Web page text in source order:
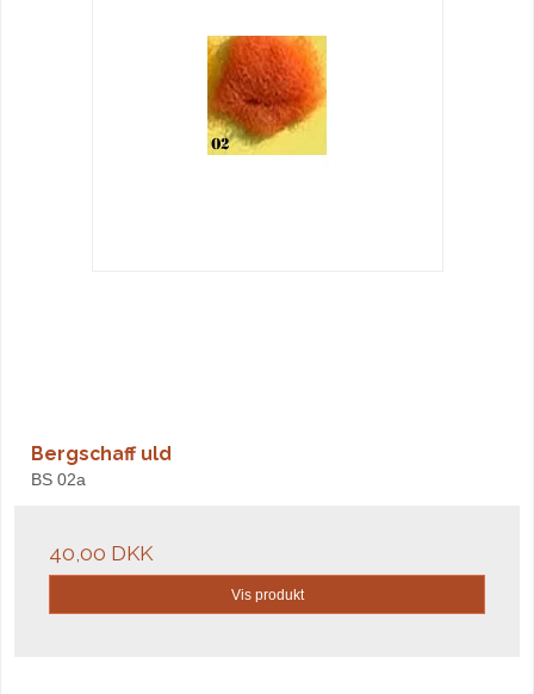
Bergschaff uld
BS 02a
40,00 DKK
Vis produkt